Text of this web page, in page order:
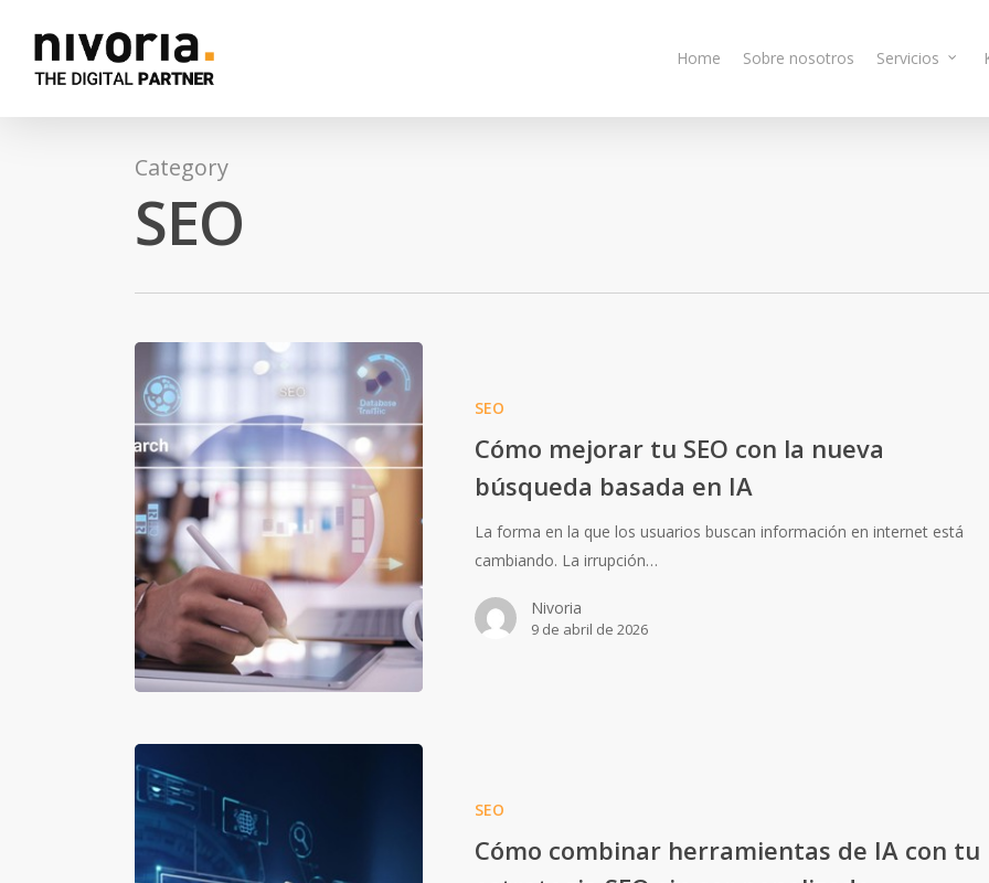
Home Sobre nosotros Servicios
Category
SEO
SEO
Cómo mejorar tu SEO con la nueva
búsqueda basada en IA
La forma en la que los usuarios buscan información en internet está
cambiando. La irrupción…
Nivoria
9 de abril de 2026
SEO
Cómo combinar herramientas de IA con tu